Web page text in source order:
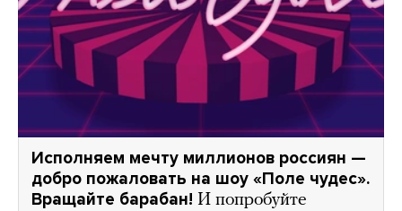
Исполняем мечту миллионов россиян —
добро пожаловать на шоу «Поле чудес».
Вращайте барабан! И попробуйте